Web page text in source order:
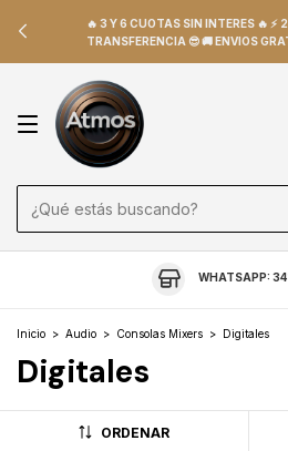
🔥 3 Y 6 CUOTAS SIN INTERES 🔥 ⚡
TRANSFERENCIA 😎 🚚 ENVIOS
WHATSAPP:
Inicio > Audio > Consolas Mixers > Digitales
Digitales
ORDENAR